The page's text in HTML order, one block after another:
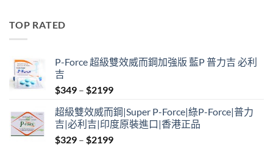
TOP RATED
P-Force 超級雙效威而鋼加強版 藍P 普力吉 必利
吉
$349 – $2199Price
$349
through
$2199
超級雙效威而鋼|Super P-Force|綠P-Force|普力
吉|必利吉|印度原裝進口|香港正品
$329 – $2199Price